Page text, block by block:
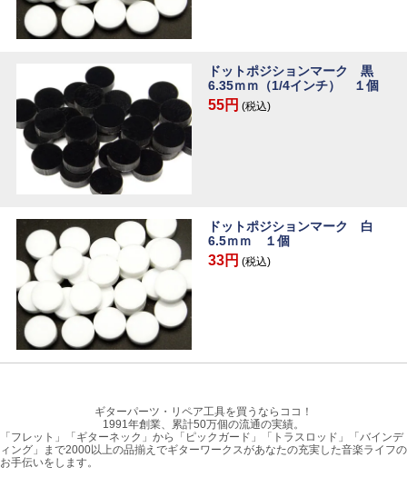
ドットポジションマーク 黒
6.35ｍｍ（1/4インチ） １個
55円 (税込)
ドットポジションマーク 白
6.5ｍｍ １個
33円 (税込)
ギターパーツ・リペア工具を買うならココ！
1991年創業、累計50万個の流通の実績。
「フレット」「ギターネック」から「ピックガード」「トラスロッド」「バインデ
ィング」まで2000以上の品揃えでギターワークスがあなたの充実した音楽ライフの
お手伝いをします。